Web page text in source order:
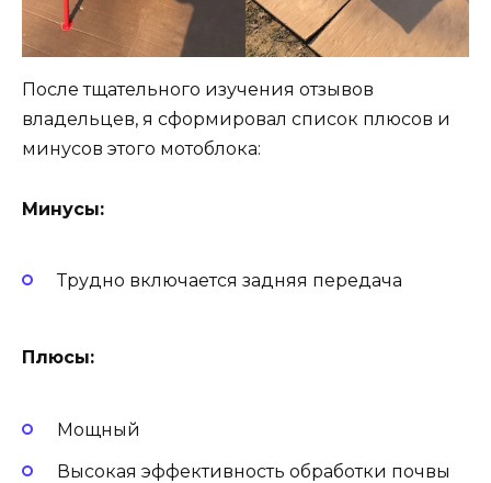
После тщательного изучения отзывов
владельцев, я сформировал список плюсов и
минусов этого мотоблока:
Минусы:
Трудно включается задняя передача
Плюсы:
Мощный
Высокая эффективность обработки почвы